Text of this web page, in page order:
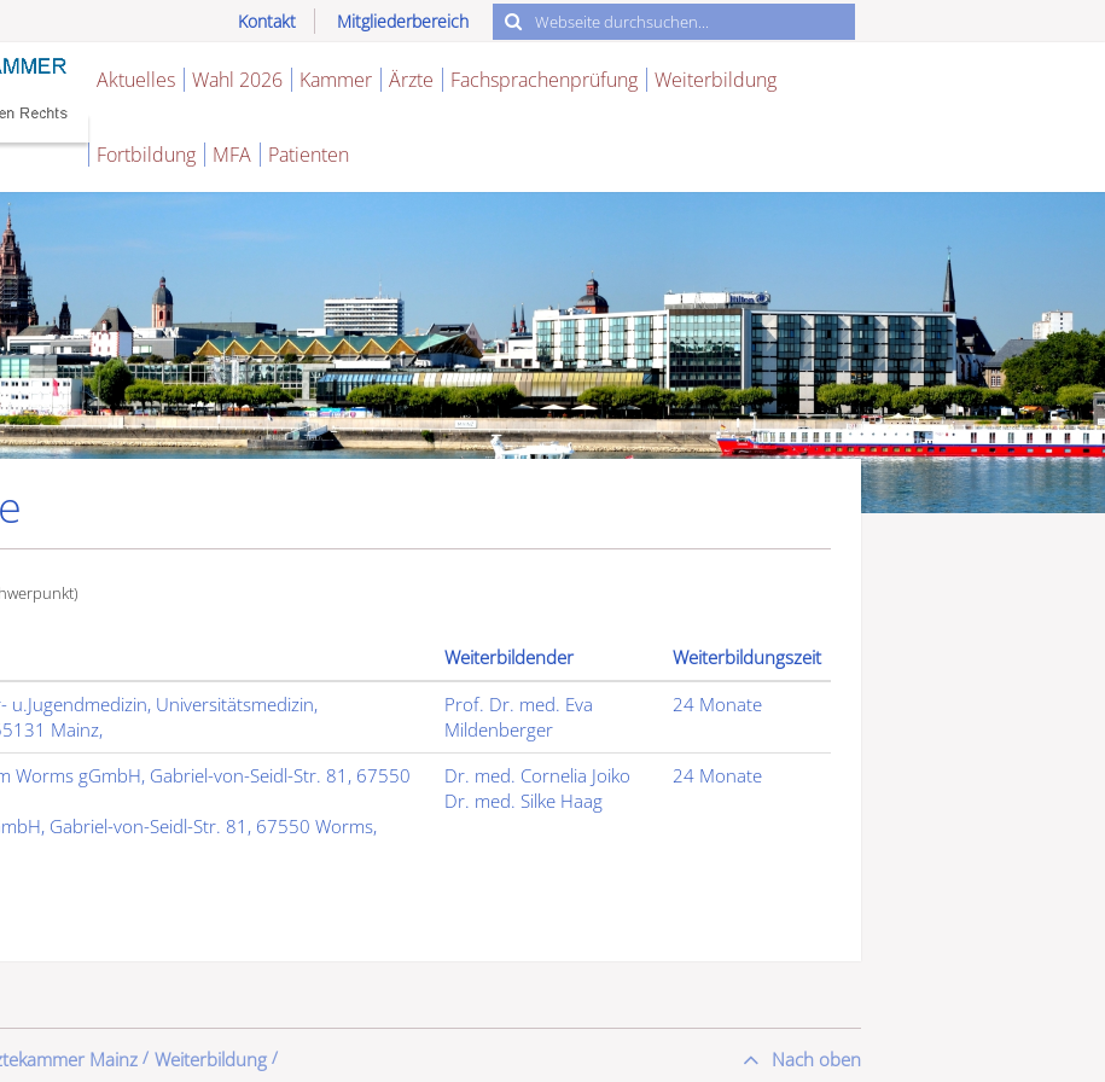
Kontakt Mitgliederbereich
Aktuelles Wahl 2026 Kammer Ärzte Fachsprachenprüfung Weiterbildung
Fortbildung MFA Patienten
Weiterbildender
Weiterbildungszeit
Universitätsmedizin,
Mainz,
Prof. Dr. med. Eva
Mildenberger
24 Monate
Worms gGmbH, Gabriel-von-Seidl-Str. 81, 67550
Gabriel-von-Seidl-Str. 81, 67550 Worms,
Dr. med. Cornelia Joiko
Dr. med. Silke Haag
24 Monate
Mainz
Weiterbildung
Nach oben